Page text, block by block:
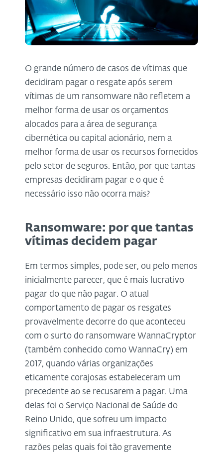
O grande número de casos de vítimas que
decidiram pagar o resgate após serem
vítimas de um ransomware não refletem a
melhor forma de usar os orçamentos
alocados para a área de segurança
cibernética ou capital acionário, nem a
melhor forma de usar os recursos fornecidos
pelo setor de seguros. Então, por que tantas
empresas decidiram pagar e o que é
necessário isso não ocorra mais?
Ransomware: por que tantas
vítimas decidem pagar
Em termos simples, pode ser, ou pelo menos
inicialmente parecer, que é mais lucrativo
pagar do que não pagar. O atual
comportamento de pagar os resgates
provavelmente decorre do que aconteceu
com o surto do ransomware WannaCryptor
(também conhecido como WannaCry) em
2017, quando várias organizações
eticamente corajosas estabeleceram um
precedente ao se recusarem a pagar. Uma
delas foi o Serviço Nacional de Saúde do
Reino Unido, que sofreu um impacto
significativo em sua infraestrutura. As
razões pelas quais foi tão gravemente